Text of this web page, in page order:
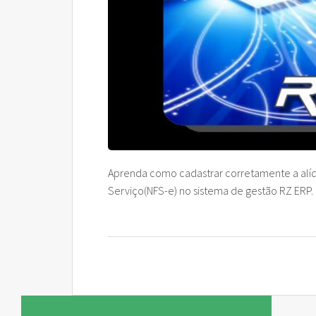
Rz FCI – Ficha de Conteúdo
Rz GeoReport
Rz PreVenda
Rz Sinc Lojas
CAD
Aprenda como cadastrar corretamente a
Serviço(NFS-e) no sistema de gestão RZ ERP.